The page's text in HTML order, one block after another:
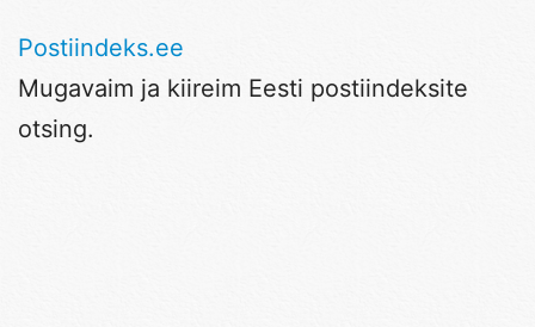
Postiindeks.ee
Mugavaim ja kiireim Eesti postiindeksite
otsing.